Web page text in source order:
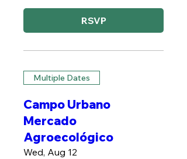
RSVP
Multiple Dates
Campo Urbano
Mercado
Agroecológico
Wed, Aug 12